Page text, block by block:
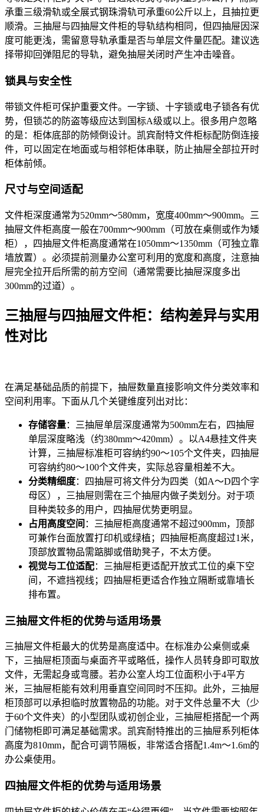
承重三级滑轨或全展式钢珠滑轨可承重60公斤以上，且抽拉更
顺滑。三抽屉与四抽屉文件柜的导轨结构相同，但四抽屉因深
度可能更浅，需留意导轨承重是否与单层文件量匹配。建议选
择带抑回弹阻尼的导轨，避免抽屉关闭时产生冲击噪音。
锁具与安全性
带锁文件柜可保护重要文件。一字锁、十字锁或电子锁各有优
势，但锁芯的防盗等级应达到国标A级或以上。很多用户忽略
的是：柜体底部的防倾倒设计。凯宾耐特文件柜标配防倒连接
件，可以固定在地面或与相邻柜体串联，防止抽屉全部拉开时
柜体前倾。
尺寸与空间适配
文件柜深度通常为520mm～580mm，宽度400mm～900mm。三
抽屉文件柜高度一般在700mm～900mm（可放在桌侧或作为矮
柜），四抽屉文件柜高度通常在1050mm～1350mm（可独立靠
墙放置）。必须提前测量办公室可利用的宽度和高度，注意抽
屉完全拉开后所需的前方空间（通常需要比抽屉深度多出
300mm的过道）。
三抽屉与四抽屉文件柜：结构差异与实用
性对比
在满足基础品质的前提下，抽屉数量直接影响文件分类效率和
空间利用率。下面从几个关键维度列出对比：
存储容量：三抽屉单层深度通常为500mm左右，四抽屉
单层深度略浅（约380mm～420mm）。以A4悬挂文件夹
计算，三抽屉标准柜可容纳约90～105个文件夹，四抽屉
可容纳约80～100个文件夹，实际总容量相差不大。
分类精细度：四抽屉可将文件分为四类（如A～D四个字
母区），三抽屉则需在三个抽屉内做子类划分。对于项
目种类较多的用户，四抽屉优势更明显。
占用高度空间 ：三抽屉柜高度通常不超过900mm，顶部
可兼作台面放置打印机或绿植；四抽屉柜高度超过1米，
顶部放置物品需踮脚或借助凳子，不太方便。
视觉与工位适配：三抽屉柜更适配开放式工位的桌下空
间，不遮挡视线；四抽屉柜更适合作独立隔断或靠墙长
排布置。
三抽屉文件柜的优势与适用场景
三抽屉文件柜最大的优势是高度适中。在标准办公桌侧或桌
下，三抽屉柜顶面与桌面齐平或略低，操作人员转身即可取放
文件，无需起身或弯腰。若办公室人均工位面积小于4平方
米，三抽屉柜能有效利用垂直空间同时不压抑。此外，三抽屉
柜顶部可以承担临时放置物品的功能。对于文件总量不大（少
于60个文件夹）的小型团队或初创企业，三抽屉柜搭配一个两
门储物柜即可满足基础需求。凯宾耐特推出的三抽屉系列柜体
高度为810mm，配合可调节隔板，非常适合搭配1.4m～1.6m的
办公桌使用。
四抽屉文件柜的优势与适用场景